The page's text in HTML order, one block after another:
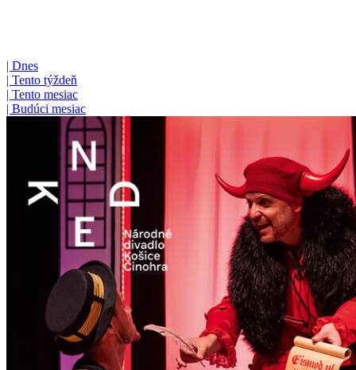
| Dnes
| Tento týždeň
| Tento mesiac
| Budúci mesiac